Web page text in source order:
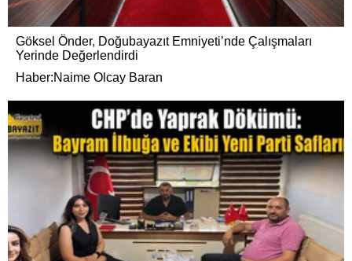
Göksel Önder, Doğubayazıt Emniyeti’nde Çalışmaları
Yerinde Değerlendirdi
Haber:Naime Olcay Baran